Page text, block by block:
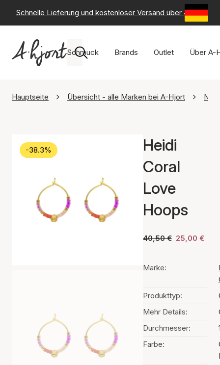
Schnelle Lieferung und kostenloser Versand über 49 € -
Schmuck Brands Outlet Über A-
Hauptseite Übersicht - alle Marken bei A-Hjort
-38.3%
Heidi
Coral
Love
Hoops
40,50 € 25,00 €
Marke:
Produkttyp:
Mehr Details:
Durchmesser:
Farbe: